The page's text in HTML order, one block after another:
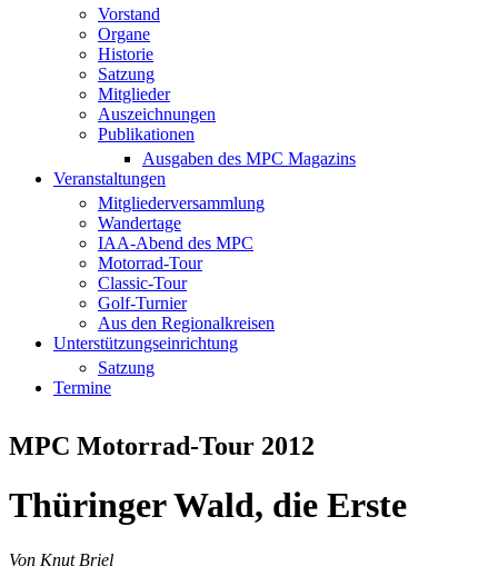
Vorstand
Organe
Historie
Satzung
Mitglieder
Auszeichnungen
Publikationen
Ausgaben des MPC Magazins
Veranstaltungen
Mitgliederversammlung
Wandertage
IAA-Abend des MPC
Motorrad-Tour
Classic-Tour
Golf-Turnier
Aus den Regionalkreisen
Unterstützungseinrichtung
Satzung
Termine
MPC Motorrad-Tour 2012
Thüringer Wald, die Erste
Von Knut Briel